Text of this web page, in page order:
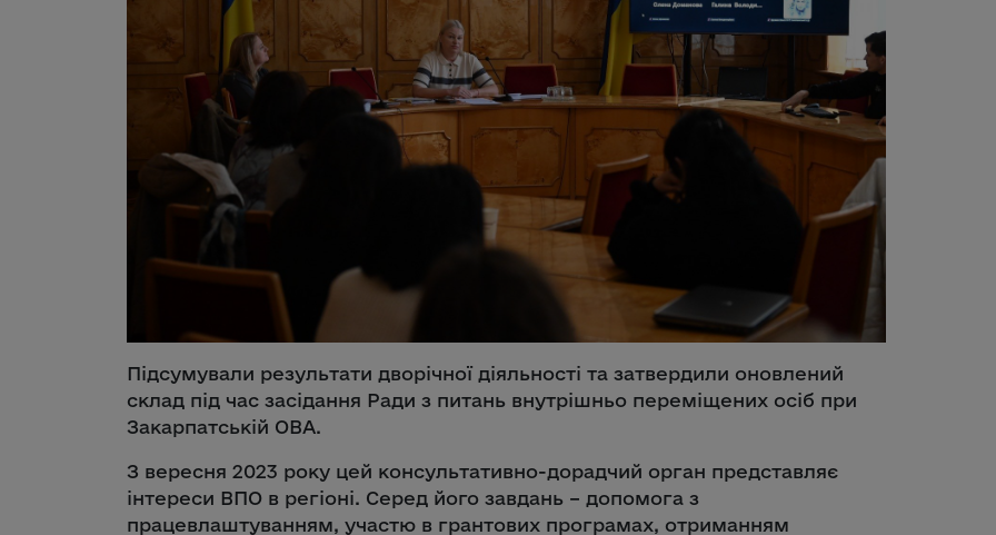
Підсумували результати дворічної діяльності та затвердили оновлений
склад під час засідання Ради з питань внутрішньо переміщених осіб при
Закарпатській ОВА.
З вересня 2023 року цей консультативно-дорадчий орган представляє
інтереси ВПО в регіоні. Серед його завдань – допомога з
працевлаштуванням, участю в грантових програмах, отриманням